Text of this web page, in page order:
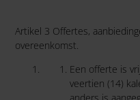
Artikel 3 Offertes,
overeenkomst.
Een offerte is
veertien (14)